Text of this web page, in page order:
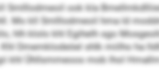
ook kla
Mo kll Smlllodmeoil hma ld
hlh klolo khl Egihelh sgo
Dmemklodeöel shlk miilho ha
khl Ühllsmmeoos mob lhol